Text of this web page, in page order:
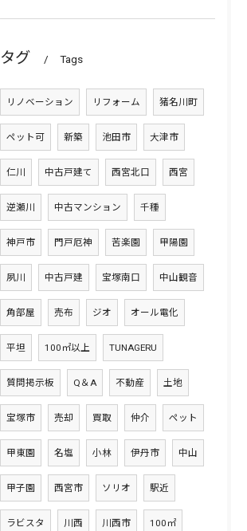
タグ Tags
リノベーション リフォーム 猪名川町
ペット可 新築 池田市 大津市
仁川 中古戸建て 西宮北口 西宮
逆瀬川 中古マンション 千種
神戸市 門戸厄神 苦楽園 甲陽園
夙川 中古戸建 宝塚南口 中山観音
角部屋 売布 ジオ オール電化
平坦 100㎡以上 TUNAGERU
質問掲示板 Q＆A 不動産 土地
宝塚市 売却 買取 仲介 ペット
甲東園 名塩 小林 伊丹市 中山
甲子園 西宮市 ソリオ 駅近
ラビスタ 川西 川西市 100㎡